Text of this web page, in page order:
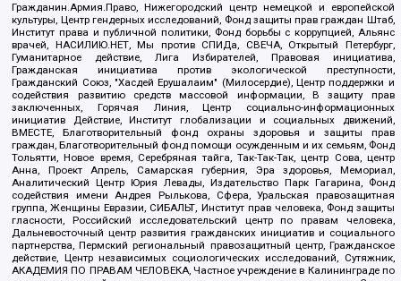
Гражданин.Армия.Право, Нижегородский центр немецкой и европейской
культуры, Центр гендерных исследований, Фонд защиты прав граждан Штаб,
Институт права и публичной политики, Фонд борьбы с коррупцией, Альянс
врачей, НАСИЛИЮ.НЕТ, Мы против СПИДа, СВЕЧА, Открытый Петербург,
Гуманитарное действие, Лига Избирателей, Правовая инициатива,
Гражданская инициатива против экологической преступности,
Гражданский Союз, "Хасдей Ерушалаим" (Милосердие), Центр поддержки и
содействия развитию средств массовой информации, В защиту прав
заключенных, Горячая Линия, Центр социально-информационных
инициатив Действие, Институт глобализации и социальных движений,
ВМЕСТЕ, Благотворительный фонд охраны здоровья и защиты прав
граждан, Благотворительный фонд помощи осужденным и их семьям, Фонд
Тольятти, Новое время, Серебряная тайга, Так-Так-Так, центр Сова, центр
Анна, Проект Апрель, Самарская губерния, Эра здоровья, Мемориал,
Аналитический Центр Юрия Левады, Издательство Парк Гагарина, Фонд
содействия имени Андрея Рылькова, Сфера, Уральская правозащитная
группа, Женщины Евразии, СИБАЛЬТ, Институт прав человека, Фонд защиты
гласности, Российский исследовательский центр по правам человека,
Дальневосточный центр развития гражданских инициатив и социального
партнерства, Пермский региональный правозащитный центр, Гражданское
действие, Центр независимых социологических исследований, Сутяжник,
АКАДЕМИЯ ПО ПРАВАМ ЧЕЛОВЕКА, Частное учреждение в Калининграде по